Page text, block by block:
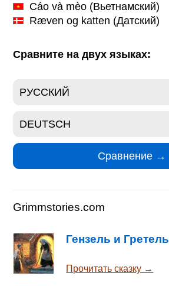
Cáo và mèo (Вьетнамский)
Ræven og katten (Датский)
Сравните на двух языках:
Grimmstories.com
Гензель и Гретель
Прочитать сказку →